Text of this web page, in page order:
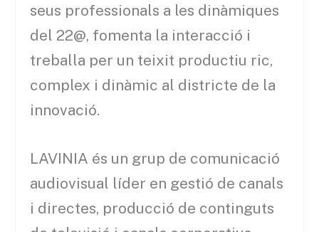
seus professionals a les dinàmiques
del 22@, fomenta la interacció i
treballa per un teixit productiu ric,
complex i dinàmic al districte de la
innovació.
LAVINIA és un grup de comunicació
audiovisual líder en gestió de canals
i directes, producció de continguts